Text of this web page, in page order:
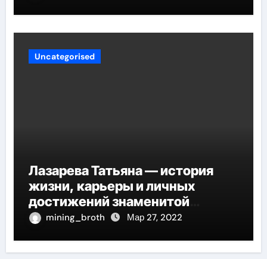
Uncategorised
Лазарева Татьяна — история
жизни, карьеры и личных
достижений знаменитой
актрисы, восходящей на олимп
mining_broth Мар 27, 2022